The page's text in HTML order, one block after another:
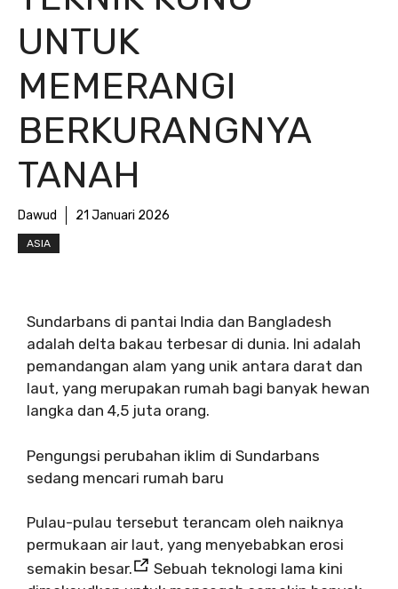
UNTUK
MEMERANGI
BERKURANGNYA
TANAH
Dawud 21 Januari 2026
ASIA
Sundarbans di pantai India dan Bangladesh
adalah delta bakau terbesar di dunia. Ini adalah
pemandangan alam yang unik antara darat dan
laut, yang merupakan rumah bagi banyak hewan
langka dan 4,5 juta orang.
Pengungsi perubahan iklim di Sundarbans
sedang mencari rumah baru
Pulau-pulau tersebut terancam oleh naiknya
permukaan air laut, yang menyebabkan erosi
semakin besar.
Sebuah teknologi lama kini